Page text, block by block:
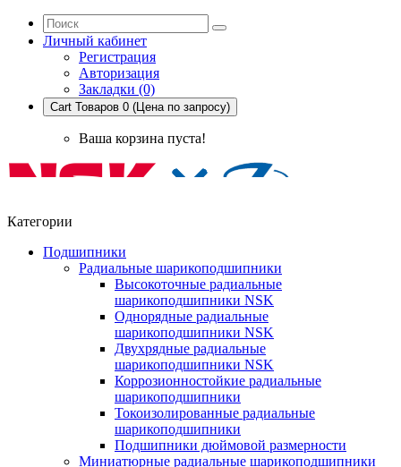
Личный кабинет
Регистрация
Авторизация
Закладки (0)
Cart Товаров 0 (Цена по запросу)
Ваша корзина пуста!
Категории
Подшипники
Радиальные шарикоподшипники
Высокоточные радиальные
шарикоподшипники NSK
Однорядные радиальные
шарикоподшипники NSK
Двухрядные радиальные
шарикоподшипники NSK
Коррозионностойкие радиальные
шарикоподшипники
Токоизолированные радиальные
шарикоподшипники
Подшипники дюймовой размерности
Миниатюрные радиальные шарикоподшипники